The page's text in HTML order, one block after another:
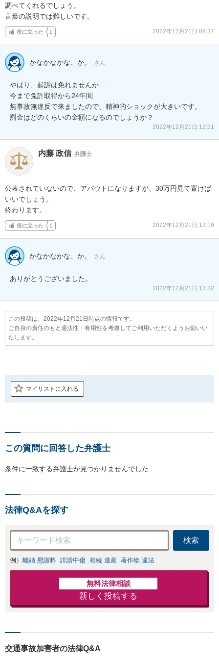
調べてくれるでしょう。
言葉の説明では難しいです。
役に立った 1 2022年12月21日 09:37
かなかなかな、か。 さん
やはり、起訴は免れませんか…
今まで免許取得から24年間
無事故無違反で来ましたので、精神的ショックが大きいです。
罰金はどのくらいの金額になるのでしょうか？
2022年12月21日 12:51
内藤 政信 弁護士
公表されていないので、アバウトになりますが、30万円見て置けば
いいでしょう。
終わります。
役に立った 1 2022年12月21日 13:19
かなかなかな、か。 さん
ありがとうございました。
2022年12月21日 13:32
この投稿は、2022年12月21日時点の情報です。
ご自身の責任のもと適法性・有用性を考慮してご利用いただくようお願いい
たします。
マイリストに入れる
この質問に回答した弁護士
条件に一致する弁護士が見つかりませんでした
法律Q&Aを探す
検索
例） 離婚 慰謝料 誹謗中傷 相続 遺産 著作物 違法
無料法律相談
新しく投稿する
交通事故加害者の法律Q&A